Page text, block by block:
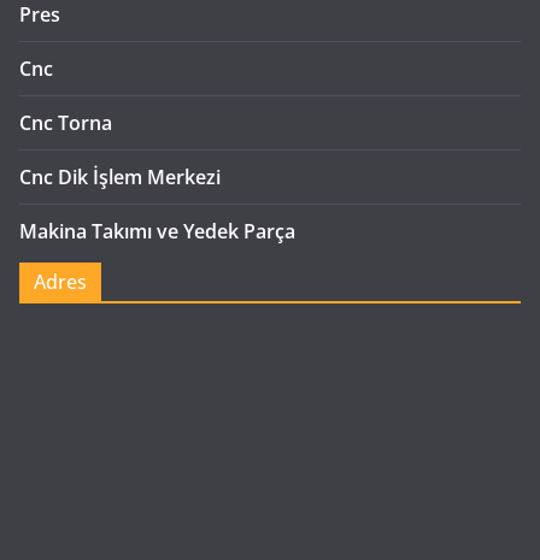
Pres
Cnc
Cnc Torna
Cnc Dik İşlem Merkezi
Makina Takımı ve Yedek Parça
Adres